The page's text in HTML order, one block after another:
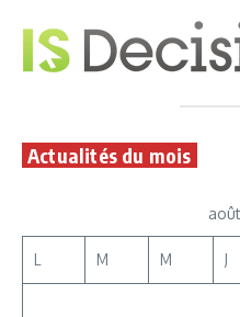
Actualités du mois
L M M J